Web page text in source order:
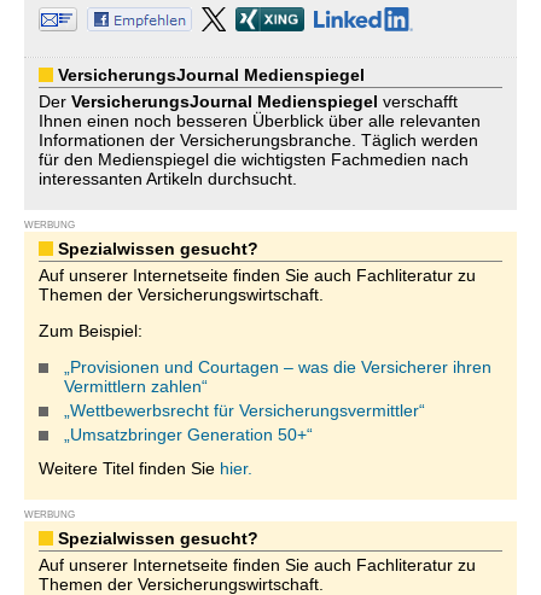
VersicherungsJournal Medienspiegel
Der VersicherungsJournal Medienspiegel verschafft
Ihnen einen noch besseren Überblick über alle relevanten
Informationen der Versicherungsbranche. Täglich werden
für den Medienspiegel die wichtigsten Fachmedien nach
interessanten Artikeln durchsucht.
WERBUNG
Spezialwissen gesucht?
Auf unserer Internetseite finden Sie auch Fachliteratur zu
Themen der Versicherungswirtschaft.
Zum Beispiel:
„Provisionen und Courtagen – was die Versicherer ihren
Vermittlern zahlen“
„Wettbewerbsrecht für Versicherungsvermittler“
„Umsatzbringer Generation 50+“
Weitere Titel finden Sie hier.
WERBUNG
Spezialwissen gesucht?
Auf unserer Internetseite finden Sie auch Fachliteratur zu
Themen der Versicherungswirtschaft.